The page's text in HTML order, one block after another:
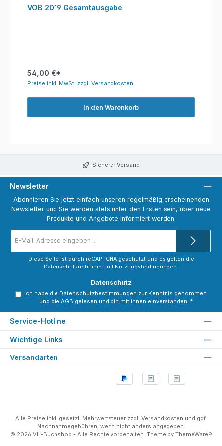
VOB 2019 Gesamtausgabe
54,00 €*
Preise inkl. MwSt. zzgl. Versandkosten
In den Warenkorb
Sicherer Versand
Newsletter
Abonnieren Sie jetzt einfach unseren regelmäßig erscheinenden
Newsletter und Sie werden stets unter den Ersten sein, über neue
Produkte und Angebote informiert werden.
Mail-
Diese Seite ist durch reCAPTCHA geschützt und es gelten die
Datenschutzrichtlinie und Nutzungsbedingungen.
Datenschutz
Ich habe die Datenschutzbestimmungen zur Kenntnis genommen
und die AGB gelesen und bin mit ihnen einverstanden. *
Service-Hotline
Wichtige Links
Versandarten
Alle Preise inkl. gesetzl. Mehrwertsteuer zzgl. Versandkosten und ggf.
Nachnahmegebühren, wenn nicht anders angegeben.
© 2026 VH-Buchshop - Alle Rechte vorbehalten. Theme by ThemeWare®